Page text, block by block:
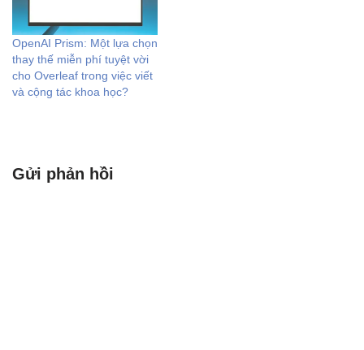
OpenAI Prism: Một lựa chọn
thay thế miễn phí tuyệt vời
cho Overleaf trong việc viết
và cộng tác khoa học?
Gửi phản hồi